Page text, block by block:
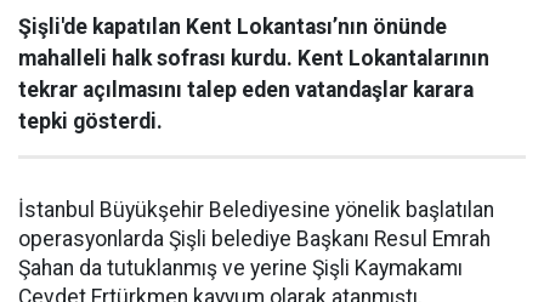
Şişli'de kapatılan Kent Lokantası’nın önünde
mahalleli halk sofrası kurdu. Kent Lokantalarının
tekrar açılmasını talep eden vatandaşlar karara
tepki gösterdi.
İstanbul Büyükşehir Belediyesine yönelik başlatılan
operasyonlarda Şişli belediye Başkanı Resul Emrah
Şahan da tutuklanmış ve yerine Şişli Kaymakamı